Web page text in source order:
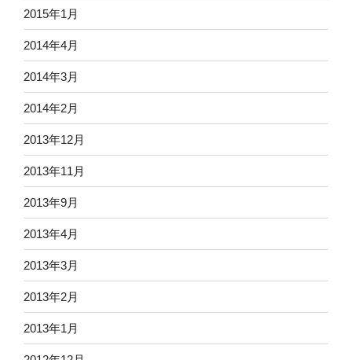
2015年1月
2014年4月
2014年3月
2014年2月
2013年12月
2013年11月
2013年9月
2013年4月
2013年3月
2013年2月
2013年1月